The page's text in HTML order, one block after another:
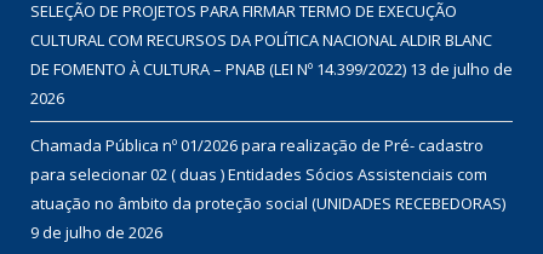
E-mail: faleconosco@augustocorrea.pa.gov.br
Horário de atendimento: 07:00 às 13:00
ÚLTIMAS PUBLICAÇÕES
EDITAL DE CHAMAMENTO PÚBLICO Nº 01/2026 – MULTILINGUAGEM
SELEÇÃO DE PROJETOS PARA FIRMAR TERMO DE EXECUÇÃO